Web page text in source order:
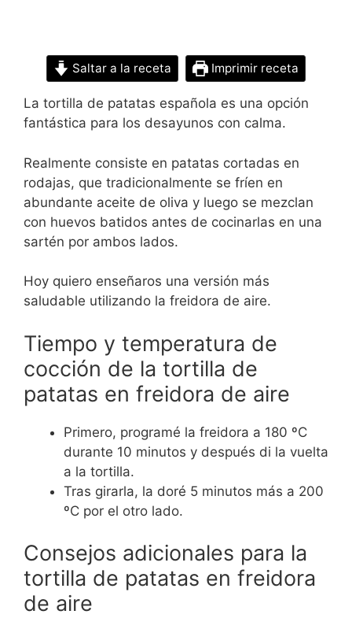
Saltar a la receta Imprimir receta
La tortilla de patatas española es una opción
fantástica para los desayunos con calma.
Realmente consiste en patatas cortadas en
rodajas, que tradicionalmente se fríen en
abundante aceite de oliva y luego se mezclan
con huevos batidos antes de cocinarlas en una
sartén por ambos lados.
Hoy quiero enseñaros una versión más
saludable utilizando la freidora de aire.
Tiempo y temperatura de
cocción de la tortilla de
patatas en freidora de aire
Primero, programé la freidora a 180 ºC
durante 10 minutos y después di la vuelta
a la tortilla.
Tras girarla, la doré 5 minutos más a 200
ºC por el otro lado.
Consejos adicionales para la
tortilla de patatas en freidora
de aire